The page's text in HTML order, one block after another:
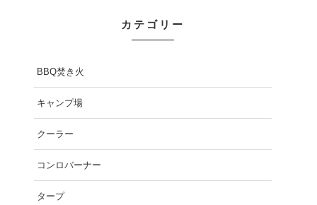
カテゴリー
BBQ焚き火
キャンプ場
クーラー
コンロバーナー
タープ